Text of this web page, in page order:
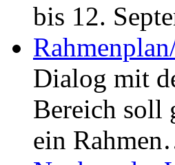
bis 12.
Dialog mit
Bereich soll
ein